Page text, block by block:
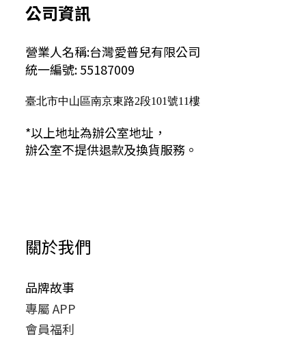
公司資訊
營業人名稱:台灣愛普兒有限公司
統一編號: 55187009
臺北市中山區南京東路2段101號11樓
*以上地址為辦公室地址，
辦公室不提供退款及換貨服務。
關於我們
品牌故事
專屬 APP
會員福利